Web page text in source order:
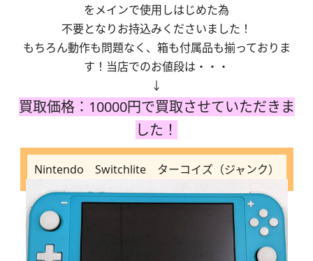
をメインで使用しはじめた為
不要となりお持込みくださいました！
もちろん動作も問題なく、箱も付属品も揃っておりま
す！当店でのお値段は・・・
↓
買取価格：10000円で買取させていただきま
した！
＿
Nintendo Switchlite ターコイズ（ジャンク）